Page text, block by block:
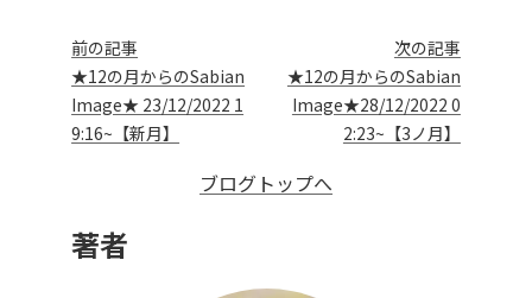
前の記事
★12の月からのSabian
Image★ 23/12/2022 1
9:16~【新月】
次の記事
★12の月からのSabian
Image★28/12/2022 0
2:23~【3ノ月】
ブログトップへ
著者